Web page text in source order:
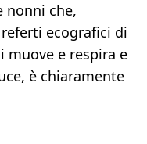
che,
ecografici di
muove e respira e
è chiaramente